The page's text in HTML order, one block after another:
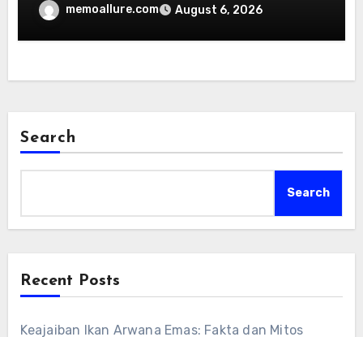
memoallure.com August 6, 2026
Search
Search
Recent Posts
Keajaiban Ikan Arwana Emas: Fakta dan Mitos